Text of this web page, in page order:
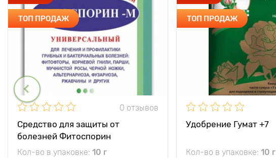
ТОП ПРОДАЖ
0 отзывов
Средство для защиты от
болезней Фитоспорин
Кол-во в упаковке: 10 г
ТОП ПРОДАЖ
Удобрение Гумат +7
Кол-во в упаковке: 10 г